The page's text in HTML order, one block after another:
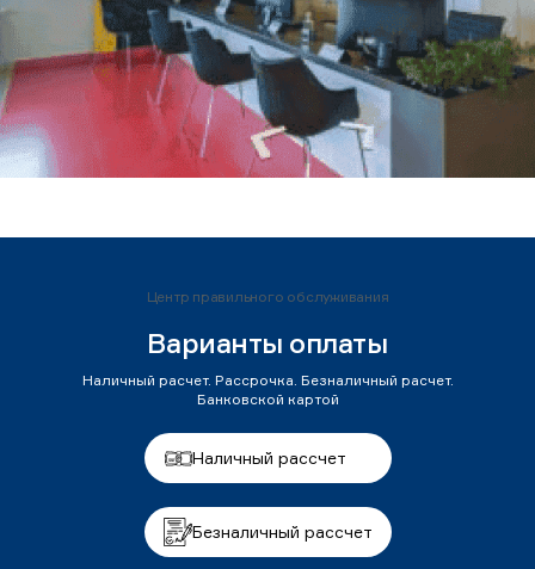
Центр правильного обслуживания
Варианты оплаты
Наличный расчет. Рассрочка. Безналичный расчет.
Банковской картой
Наличный рассчет
Безналичный рассчет